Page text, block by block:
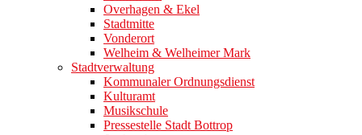
Overhagen & Ekel
Stadtmitte
Vonderort
Welheim & Welheimer Mark
Stadtverwaltung
Kommunaler Ordnungsdienst
Kulturamt
Musikschule
Pressestelle Stadt Bottrop